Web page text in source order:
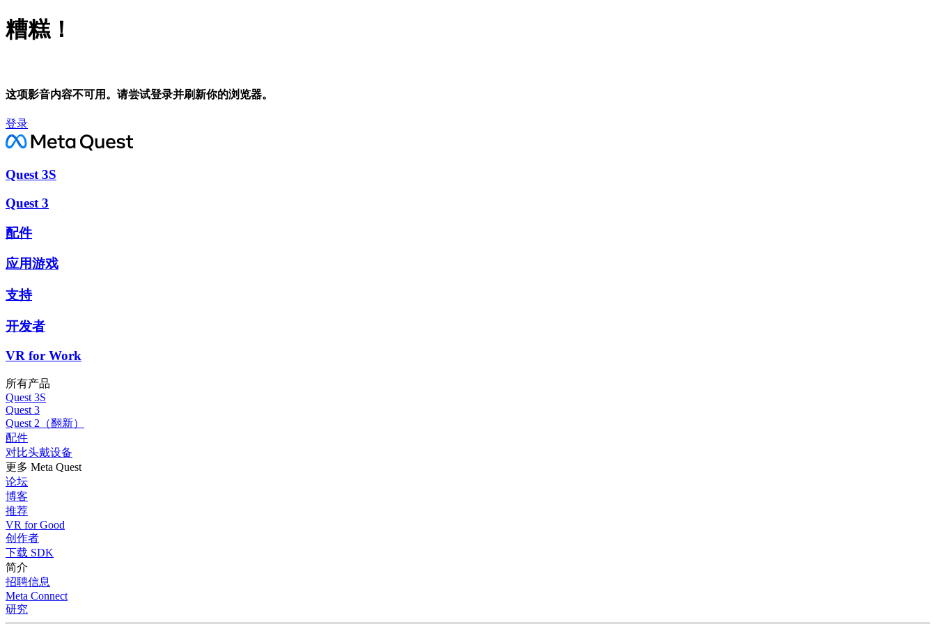
糟糕！
这项影音内容不可用。请尝试登录并刷新你的浏览器。
登录
Quest 3S
Quest 3
配件
应用游戏
支持
开发者
VR for Work
所有产品
Quest 3S
Quest 3
Quest 2（翻新）
配件
对比头戴设备
更多 Meta Quest
论坛
博客
推荐
VR for Good
创作者
下载 SDK
简介
招聘信息
Meta Connect
研究